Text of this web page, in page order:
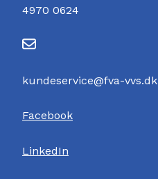
4970 0624
kundeservice@fva-vvs.dk
Facebook
LinkedIn